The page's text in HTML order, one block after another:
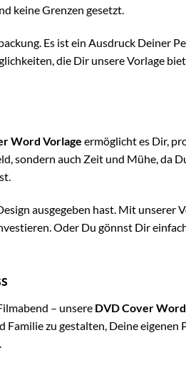
keine Grenzen gesetzt.
Es ist ein Ausdruck Deiner
die Dir unsere Vorlage
Word Vorlage ermöglicht es Dir,
sondern auch Zeit und Mühe, da
ausgegeben hast. Mit unserer
Oder Du gönnst Dir
– unsere DVD Cover
zu gestalten, Deine